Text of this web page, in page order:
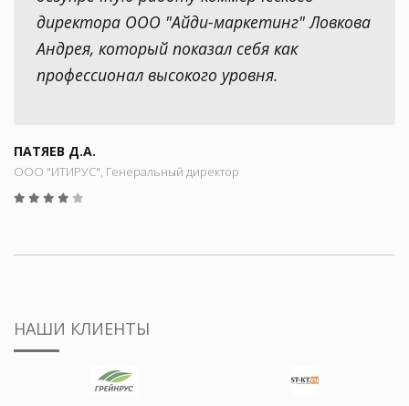
директора ООО "Айди-маркетинг" Ловкова
Андрея, который показал себя как
профессионал высокого уровня.
ПАТЯЕВ Д.А.
ООО "ИТИРУС", Генеральный директор
НАШИ КЛИЕНТЫ